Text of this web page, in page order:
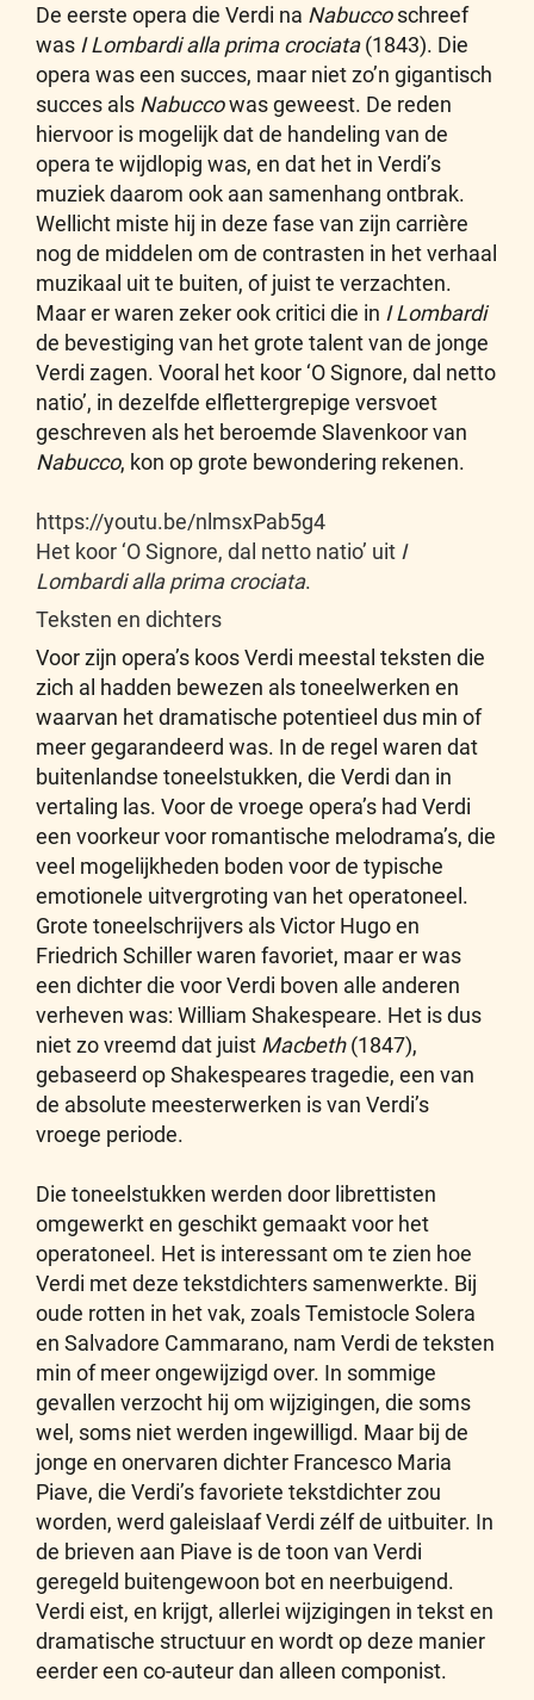
De eerste opera die Verdi na Nabuccoschreef
was I Lombardi alla prima crociata(1843). Die
opera was een succes, maar niet zo’n gigantisch
succes als Nabuccowas geweest. De reden
hiervoor is mogelijk dat de handeling van de
opera te wijdlopig was, en dat het in Verdi’s
muziek daarom ook aan samenhang ontbrak.
Wellicht miste hij in deze fase van zijn carrière
nog de middelen om de contrasten in het verhaal
muzikaal uit te buiten, of juist te verzachten.
Maar er waren zeker ook critici die in I Lombardi
de bevestiging van het grote talent van de jonge
Verdi zagen. Vooral het koor ‘O Signore, dal netto
natio’, in dezelfde elflettergrepige versvoet
geschreven als het beroemde Slavenkoor van
Nabucco, kon op grote bewondering rekenen.
https://youtu.be/nlmsxPab5g4
Het koor ‘O Signore, dal netto natio’ uit I
Lombardi alla prima crociata.
Teksten en dichters
Voor zijn opera’s koos Verdi meestal teksten die
zich al hadden bewezen als toneelwerken en
waarvan het dramatische potentieel dus min of
meer gegarandeerd was. In de regel waren dat
buitenlandse toneelstukken, die Verdi dan in
vertaling las. Voor de vroege opera’s had Verdi
een voorkeur voor romantische melodrama’s, die
veel mogelijkheden boden voor de typische
emotionele uitvergroting van het operatoneel.
Grote toneelschrijvers als Victor Hugo en
Friedrich Schiller waren favoriet, maar er was
een dichter die voor Verdi boven alle anderen
verheven was: William Shakespeare. Het is dus
niet zo vreemd dat juist Macbeth(1847),
gebaseerd op Shakespeares tragedie, een van
de absolute meesterwerken is van Verdi’s
vroege periode.
Die toneelstukken werden door librettisten
omgewerkt en geschikt gemaakt voor het
operatoneel. Het is interessant om te zien hoe
Verdi met deze tekstdichters samenwerkte. Bij
oude rotten in het vak, zoals Temistocle Solera
en Salvadore Cammarano, nam Verdi de teksten
min of meer ongewijzigd over. In sommige
gevallen verzocht hij om wijzigingen, die soms
wel, soms niet werden ingewilligd. Maar bij de
jonge en onervaren dichter Francesco Maria
Piave, die Verdi’s favoriete tekstdichter zou
worden, werd galeislaaf Verdi zélf de uitbuiter. In
de brieven aan Piave is de toon van Verdi
geregeld buitengewoon bot en neerbuigend.
Verdi eist, en krijgt, allerlei wijzigingen in tekst en
dramatische structuur en wordt op deze manier
eerder een co-auteur dan alleen componist.